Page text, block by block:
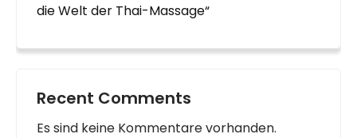
die Welt der Thai-Massage“
Recent Comments
Es sind keine Kommentare vorhanden.